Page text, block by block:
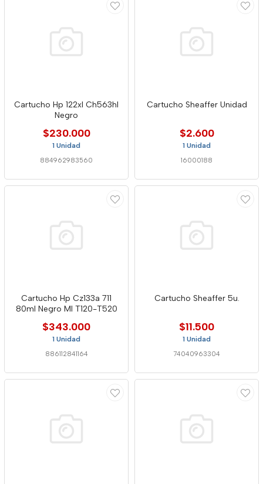
Cartucho Hp 122xl Ch563hl
Negro
$230.000
1 Unidad
884962983560
Cartucho Sheaffer Unidad
$2.600
1 Unidad
16000188
Cartucho Hp Cz133a 711
80ml Negro Ml T120-T520
$343.000
1 Unidad
886112841164
Cartucho Sheaffer 5u.
$11.500
1 Unidad
74040963304